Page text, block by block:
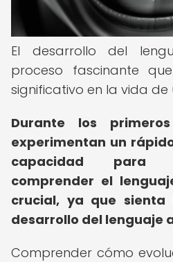
El desarrollo del
proceso fascinante
significativo en la vida de
Durante los
experimentan un
capacidad para
comprender el
crucial, ya que
desarrollo del lenguaje
Comprender cómo